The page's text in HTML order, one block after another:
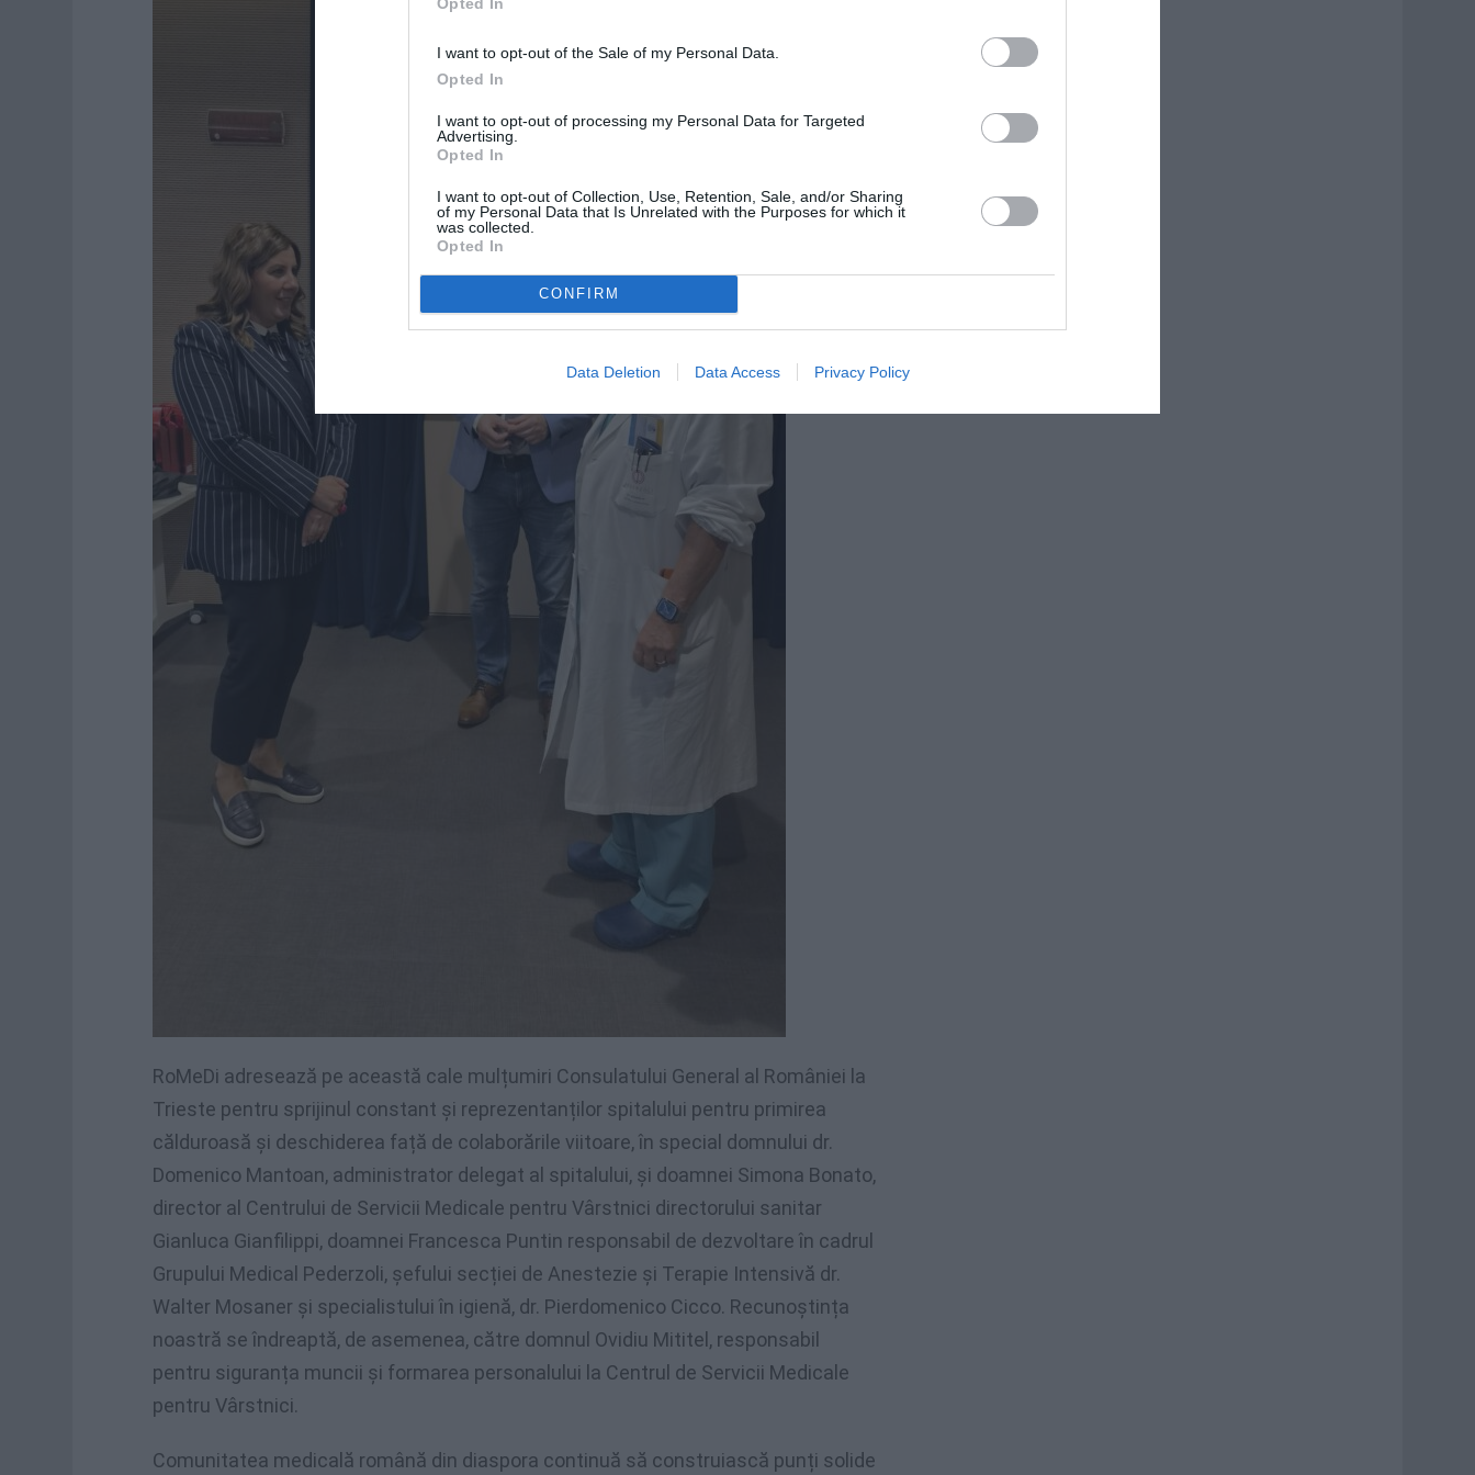
I want to opt-out of the Sale of my Personal Data.
Opted In
I want to opt-out of processing my Personal Data for Targeted
Advertising.
Opted In
I want to opt-out of Collection, Use, Retention, Sale, and/or Sharing
of my Personal Data that Is Unrelated with the Purposes for which it
was collected.
Opted In
CONFIRM
Data Deletion Data Access Privacy Policy
RoMeDi adresează pe această cale mulțumiri Consulatului General al României la
Trieste pentru sprijinul constant și reprezentanților spitalului pentru primirea
călduroasă și deschiderea față de colaborările viitoare, în special domnului dr.
Domenico Mantoan, administrator delegat al spitalului, și doamnei Simona Bonato,
director al Centrului de Servicii Medicale pentru Vârstnici directorului sanitar
Gianluca Gianfilippi, doamnei Francesca Puntin responsabil de dezvoltare în cadrul
Grupului Medical Pederzoli, șefului secției de Anestezie și Terapie Intensivă dr.
Walter Mosaner și specialistului în igienă, dr. Pierdomenico Cicco. Recunoștința
noastră se îndreaptă, de asemenea, către domnul Ovidiu Mititel, responsabil
pentru siguranța muncii și formarea personalului la Centrul de Servicii Medicale
pentru Vârstnici.
Comunitatea medicală română din diaspora continuă să construiască punți solide